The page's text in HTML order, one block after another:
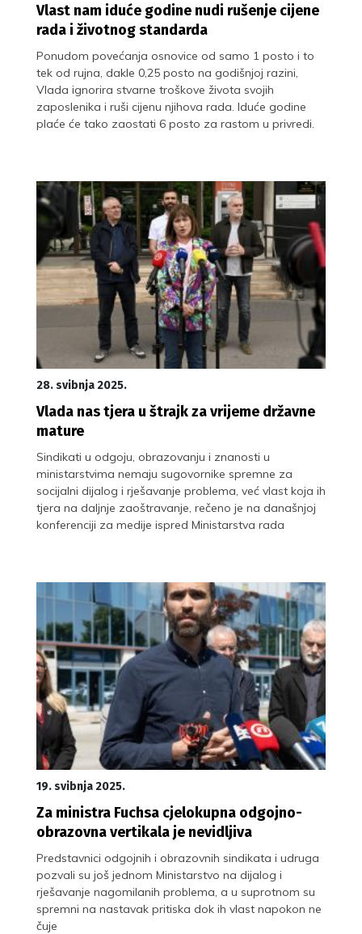
Vlast nam iduće godine nudi rušenje cijene
rada i životnog standarda
Ponudom povećanja osnovice od samo 1 posto i to
tek od rujna, dakle 0,25 posto na godišnjoj razini,
Vlada ignorira stvarne troškove života svojih
zaposlenika i ruši cijenu njihova rada. Iduće godine
plaće će tako zaostati 6 posto za rastom u privredi.
28. svibnja 2025.
Vlada nas tjera u štrajk za vrijeme državne
mature
Sindikati u odgoju, obrazovanju i znanosti u
ministarstvima nemaju sugovornike spremne za
socijalni dijalog i rješavanje problema, već vlast koja ih
tjera na daljnje zaoštravanje, rečeno je na današnjoj
konferenciji za medije ispred Ministarstva rada
19. svibnja 2025.
Za ministra Fuchsa cjelokupna odgojno-
obrazovna vertikala je nevidljiva
Predstavnici odgojnih i obrazovnih sindikata i udruga
pozvali su još jednom Ministarstvo na dijalog i
rješavanje nagomilanih problema, a u suprotnom su
spremni na nastavak pritiska dok ih vlast napokon ne
čuje